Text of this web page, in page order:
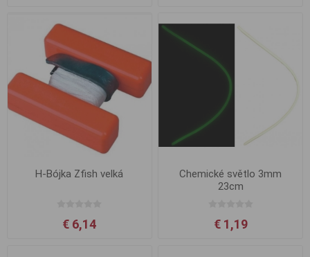
H-Bójka Zfish velká
€ 6,14
Chemické světlo 3mm
23cm
€ 1,19